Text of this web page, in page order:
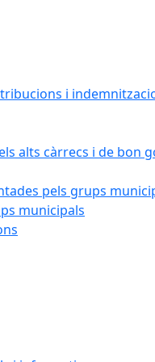
i
alts càrrecs i de bon
pels grups
municipals